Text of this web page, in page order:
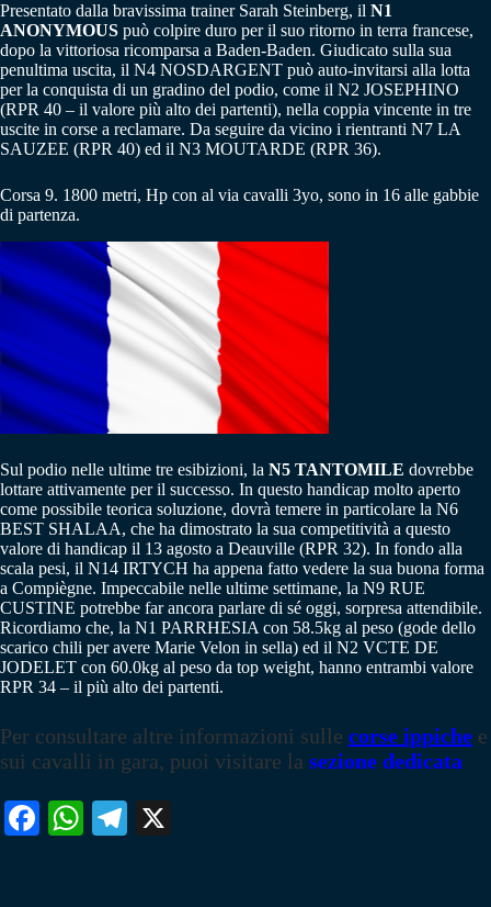
Presentato dalla bravissima trainer Sarah Steinberg, il N1
ANONYMOUS può colpire duro per il suo ritorno in terra francese,
dopo la vittoriosa ricomparsa a Baden-Baden. Giudicato sulla sua
penultima uscita, il N4 NOSDARGENT può auto-invitarsi alla lotta
per la conquista di un gradino del podio, come il N2 JOSEPHINO
(RPR 40 – il valore più alto dei partenti), nella coppia vincente in tre
uscite in corse a reclamare. Da seguire da vicino i rientranti N7 LA
SAUZEE (RPR 40) ed il N3 MOUTARDE (RPR 36).
Corsa 9. 1800 metri, Hp con al via cavalli 3yo, sono in 16 alle gabbie
di partenza.
Sul podio nelle ultime tre esibizioni, la N5 TANTOMILE dovrebbe
lottare attivamente per il successo. In questo handicap molto aperto
come possibile teorica soluzione, dovrà temere in particolare la N6
BEST SHALAA, che ha dimostrato la sua competitività a questo
valore di handicap il 13 agosto a Deauville (RPR 32). In fondo alla
scala pesi, il N14 IRTYCH ha appena fatto vedere la sua buona forma
a Compiègne. Impeccabile nelle ultime settimane, la N9 RUE
CUSTINE potrebbe far ancora parlare di sé oggi, sorpresa attendibile.
Ricordiamo che, la N1 PARRHESIA con 58.5kg al peso (gode dello
scarico chili per avere Marie Velon in sella) ed il N2 VCTE DE
JODELET con 60.0kg al peso da top weight, hanno entrambi valore
RPR 34 – il più alto dei partenti.
Per consultare altre informazioni sulle corse ippiche e
sui cavalli in gara, puoi visitare la sezione dedicata
Fa W
Te